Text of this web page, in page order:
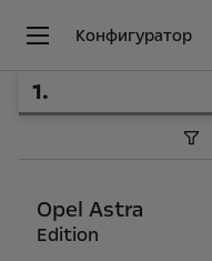
Конфигуратор
1.
Opel Astra
Edition